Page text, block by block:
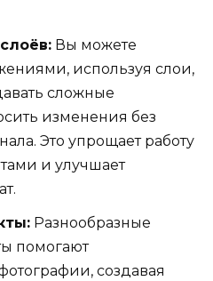
Вы можете
используя слои,
сложные
изменения без
Это упрощает работу
и улучшает
Разнообразные
помогают
создавая